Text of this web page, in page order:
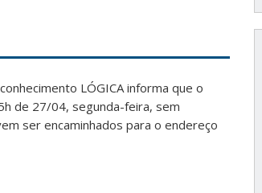
LÓGICA informa que o
de 27/04, segunda-feira, sem
ser encaminhados para o endereço